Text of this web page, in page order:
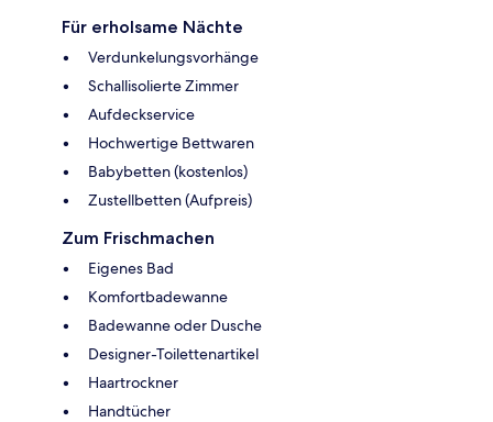
Für erholsame Nächte
Verdunkelungsvorhänge
Schallisolierte Zimmer
Aufdeckservice
Hochwertige Bettwaren
Babybetten (kostenlos)
Zustellbetten (Aufpreis)
Zum Frischmachen
Eigenes Bad
Komfortbadewanne
Badewanne oder Dusche
Designer-Toilettenartikel
Haartrockner
Handtücher